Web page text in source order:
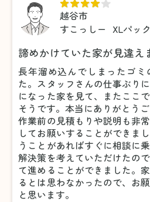
越谷市
すこっしー
XLパック
諦めかけていた家が見違え
長年溜め込んでしまったゴミ
た。スタッフさんの仕事ぶり
になった家を見て、またここ
そうです。本当にありがとうご
作業前の見積もりや説明も非
してお願いすることができま
うことがあればすぐに相談に
解決策を考えていただけたの
て進めることができました。
るとは思わなかったので、お
と思います。